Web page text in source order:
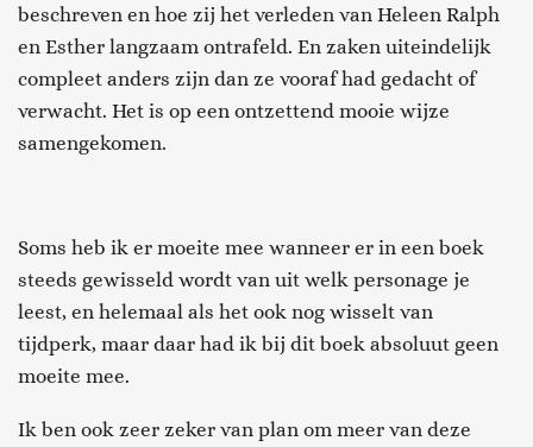
beschreven en hoe zij het verleden van Heleen Ralph
en Esther langzaam ontrafeld. En zaken uiteindelijk
compleet anders zijn dan ze vooraf had gedacht of
verwacht. Het is op een ontzettend mooie wijze
samengekomen.
Soms heb ik er moeite mee wanneer er in een boek
steeds gewisseld wordt van uit welk personage je
leest, en helemaal als het ook nog wisselt van
tijdperk, maar daar had ik bij dit boek absoluut geen
moeite mee.
Ik ben ook zeer zeker van plan om meer van deze